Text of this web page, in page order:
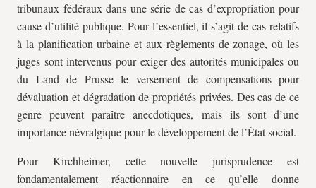
tribunaux fédéraux dans une série de cas d’expropriation pour
cause d’utilité publique. Pour l’essentiel, il s’agit de cas relatifs
à la planification urbaine et aux règlements de zonage, où les
juges sont intervenus pour exiger des autorités municipales ou
du Land de Prusse le versement de compensations pour
dévaluation et dégradation de propriétés privées. Des cas de ce
genre peuvent paraître anecdotiques, mais ils sont d’une
importance névralgique pour le développement de l’État social.
Pour Kirchheimer, cette nouvelle jurisprudence est
fondamentalement réactionnaire en ce qu’elle donne